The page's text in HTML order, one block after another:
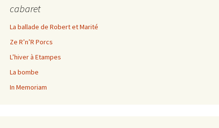
cabaret
La ballade de Robert et Marité
Ze R’n’R Porcs
L’hiver à Etampes
La bombe
In Memoriam